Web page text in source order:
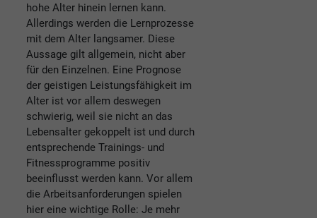
hohe Alter hinein lernen kann.
Allerdings werden die Lernprozesse
mit dem Alter langsamer. Diese
Aussage gilt allgemein, nicht aber
für den Einzelnen. Eine Prognose
der geistigen Leistungsfähigkeit im
Alter ist vor allem deswegen
schwierig, weil sie nicht an das
Lebensalter gekoppelt ist und durch
entsprechende Trainings- und
Fitnessprogramme positiv
beeinflusst werden kann. Vor allem
die Arbeitsanforderungen spielen
hier eine wichtige Rolle: Je mehr